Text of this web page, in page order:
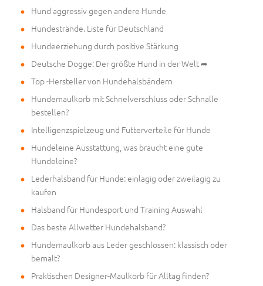
Hund aggressiv gegen andere Hunde
Hundestrände. Liste für Deutschland
Hundeerziehung durch positive Stärkung
Deutsche Dogge: Der größte Hund in der Welt ➦
Top -Hersteller von Hundehalsbändern
Hundemaulkorb mit Schnelverschluss oder Schnalle
bestellen?
Intelligenzspielzeug und Futterverteile für Hunde
Hundeleine Ausstattung, was braucht eine gute
Hundeleine?
Lederhalsband für Hunde: einlagig oder zweilagig zu
kaufen
Halsband für Hundesport und Training Auswahl
Das beste Allwetter Hundehalsband?
Hundemaulkorb aus Leder geschlossen: klassisch oder
bemalt?
Praktischen Designer-Maulkorb für Alltag finden?